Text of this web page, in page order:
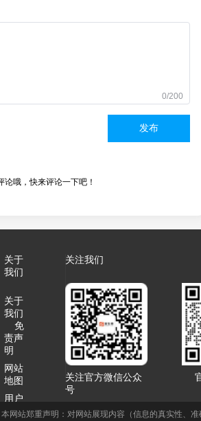
0/200
发布
论哦，快来评论一下吧！
关于
我们
关于
我们
免
责声
明
网站
地图
用户
协议
关注我们
关注官方微信公众
号
本网站郑重声明：对网站展现内容（信息的真实性、